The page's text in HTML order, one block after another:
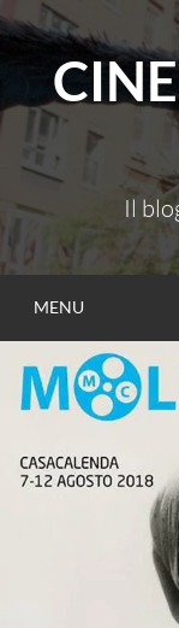
Vai
contenuto
Il
MENU